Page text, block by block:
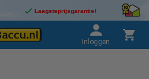
Laagsteprijsgarantie!
Inloggen